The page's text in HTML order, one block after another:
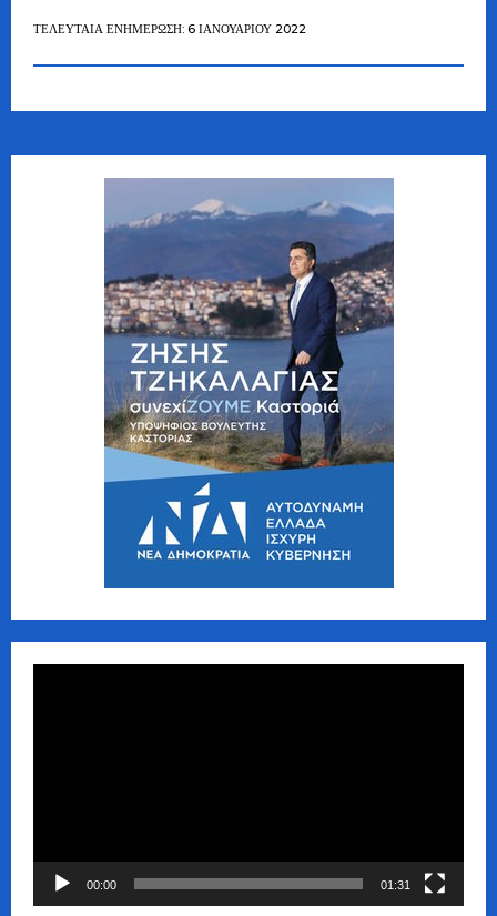
ΤΕΛΕΥΤΑΊΑ ΕΝΗΜΈΡΩΣΗ: 6 ΙΑΝΟΥΑΡΊΟΥ 2022
00:00 01:31